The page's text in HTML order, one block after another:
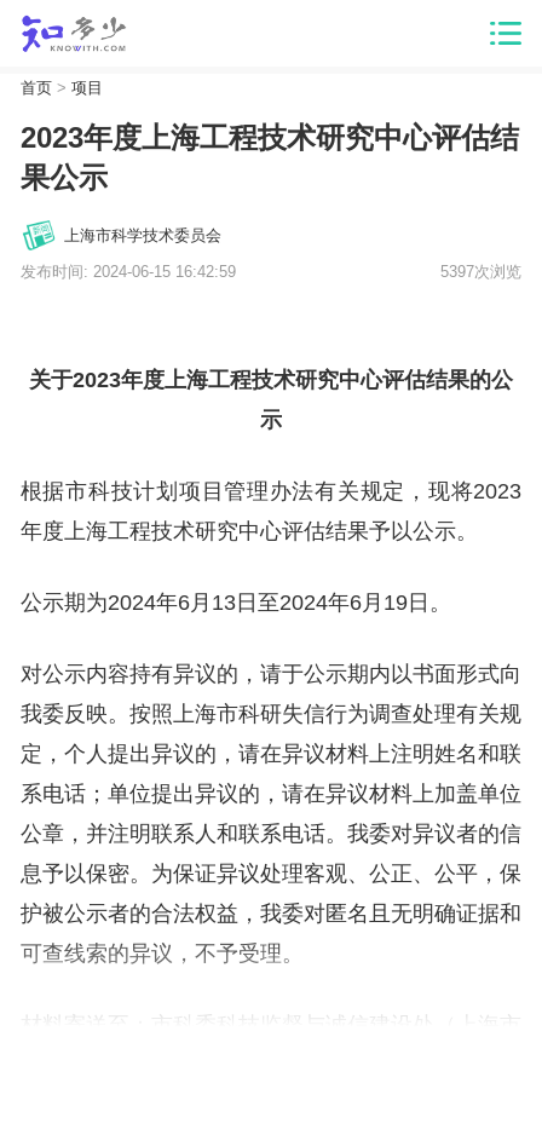
首页> 项目
2023年度上海工程技术研究中心评估结
果公示
上海市科学技术委员会
发布时间: 2024-06-15 16:42:59 5397次浏览
关于2023年度上海工程技术研究中心评估结果的公
示
根据市科技计划项目管理办法有关规定，现将2023
年度上海工程技术研究中心评估结果予以公示。
公示期为2024年6月13日至2024年6月19日。
对公示内容持有异议的，请于公示期内以书面形式向
我委反映。按照上海市科研失信行为调查处理有关规
定，个人提出异议的，请在异议材料上注明姓名和联
系电话；单位提出异议的，请在异议材料上加盖单位
公章，并注明联系人和联系电话。我委对异议者的信
息予以保密。为保证异议处理客观、公正、公平，保
护被公示者的合法权益，我委对匿名且无明确证据和
可查线索的异议，不予受理。
材料寄送至：市科委科技监督与诚信建设处（上海市